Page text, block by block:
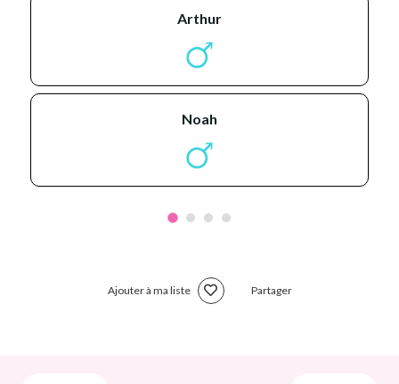
arthur
noah
Ajouter à ma liste Partager